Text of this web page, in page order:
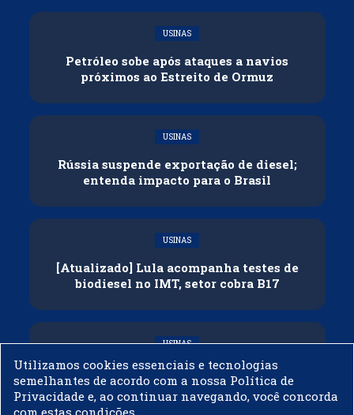
USINAS
Petróleo sobe após ataques a navios
próximos ao Estreito de Ormuz
USINAS
Rússia suspende exportação de diesel;
entenda impacto para o Brasil
USINAS
[Atualizado] Lula acompanha testes de
biodiesel no IMT, setor cobra B17
USINAS
Governo adia reunião sobre mistura de
etanol na gasolina
Utilizamos cookies essenciais e tecnologias
semelhantes de acordo com a nossa Política de
Privacidade e, ao continuar navegando, você concorda
com estas condições.